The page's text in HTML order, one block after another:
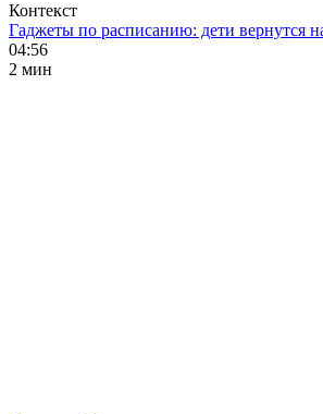
Контекст
Гаджеты по расписанию: дети вернутся
04:56
2 мин